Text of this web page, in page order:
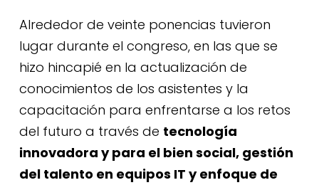
Alrededor de veinte ponencias tuvieron
lugar durante el congreso, en las que se
hizo hincapié en la actualización de
conocimientos de los asistentes y la
capacitación para enfrentarse a los retos
del futuro a través de tecnología
innovadora y para el bien social, gestión
del talento en equipos IT y enfoque de